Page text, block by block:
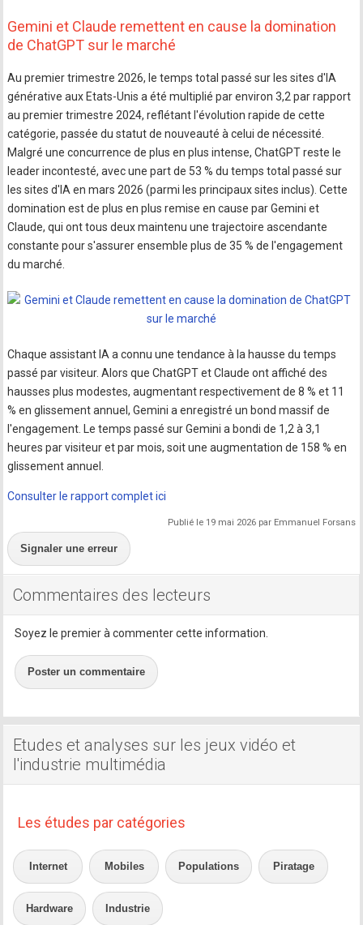
Gemini et Claude remettent en cause la domination
de ChatGPT sur le marché
Au premier trimestre 2026, le temps total passé sur les sites d'IA
générative aux Etats-Unis a été multiplié par environ 3,2 par rapport
au premier trimestre 2024, reflétant l'évolution rapide de cette
catégorie, passée du statut de nouveauté à celui de nécessité.
Malgré une concurrence de plus en plus intense, ChatGPT reste le
leader incontesté, avec une part de 53 % du temps total passé sur
les sites d'IA en mars 2026 (parmi les principaux sites inclus). Cette
domination est de plus en plus remise en cause par Gemini et
Claude, qui ont tous deux maintenu une trajectoire ascendante
constante pour s'assurer ensemble plus de 35 % de l'engagement
du marché.
Chaque assistant IA a connu une tendance à la hausse du temps
passé par visiteur. Alors que ChatGPT et Claude ont affiché des
hausses plus modestes, augmentant respectivement de 8 % et 11
% en glissement annuel, Gemini a enregistré un bond massif de
l'engagement. Le temps passé sur Gemini a bondi de 1,2 à 3,1
heures par visiteur et par mois, soit une augmentation de 158 % en
glissement annuel.
Consulter le rapport complet ici
Publié le 19 mai 2026 par Emmanuel Forsans
Signaler une erreur
Commentaires des lecteurs
Soyez le premier à commenter cette information.
Poster un commentaire
Etudes et analyses sur les jeux vidéo et
l'industrie multimédia
Les études par catégories
Internet Mobiles Populations Piratage
Hardware Industrie